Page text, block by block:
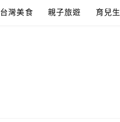
台灣美食 親子旅遊 育兒